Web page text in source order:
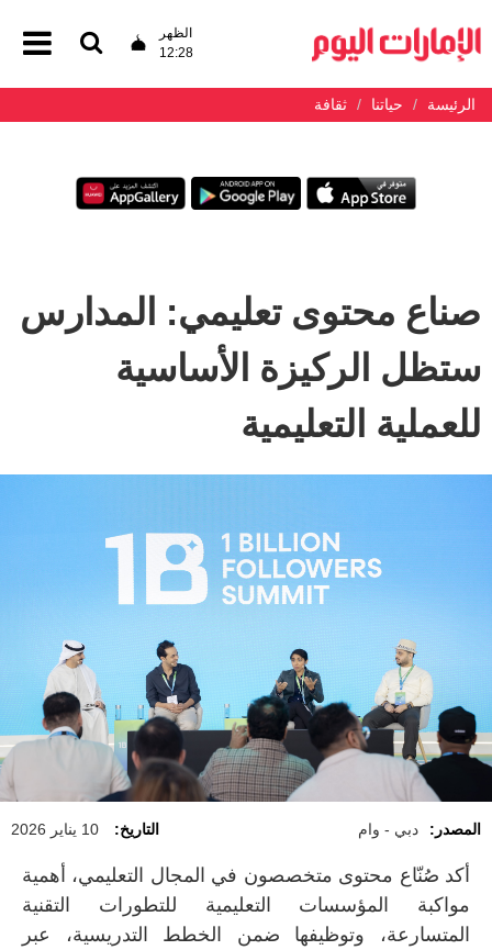
الظهر
12:28
الرئيسة حياتنا ثقافة
صناع محتوى تعليمي: المدارس
ستظل الركيزة الأساسية
للعملية التعليمية
المصدر: دبي - وام التاريخ: 10 يناير 2026
أكد صُنّاع محتوى متخصصون في المجال التعليمي، أهمية
مواكبة المؤسسات التعليمية للتطورات التقنية
المتسارعة، وتوظيفها ضمن الخطط التدريسية، عبر